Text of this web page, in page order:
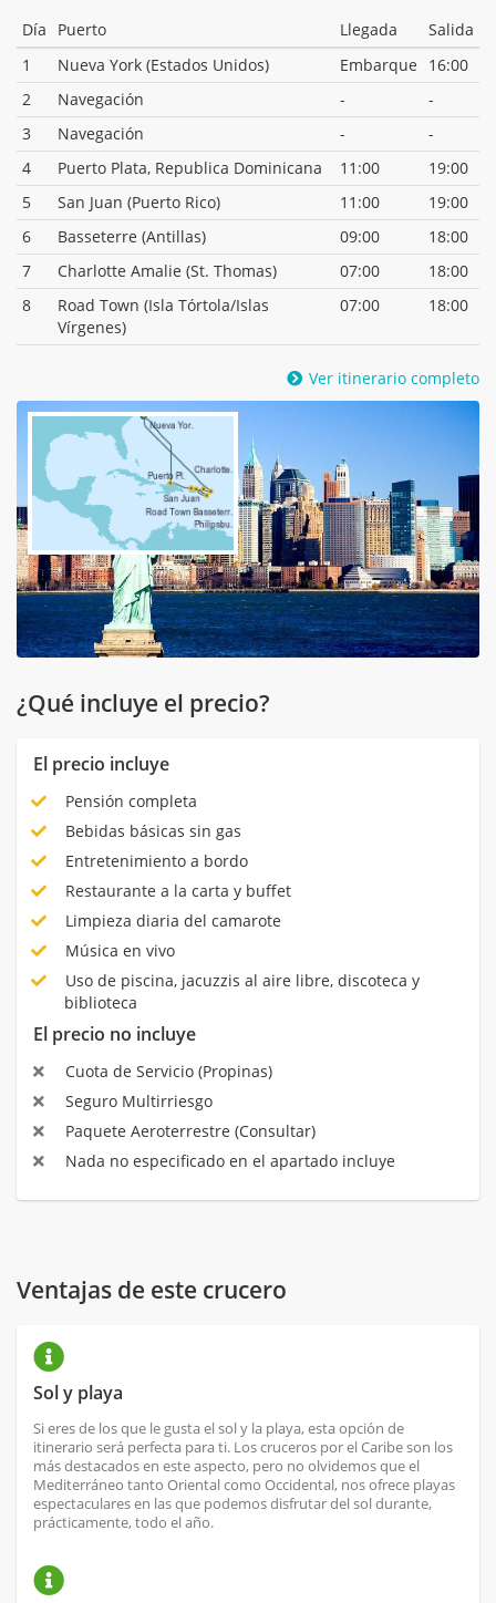
Día Puerto Llegada
Salida
1
Nueva York (Estados Unidos) Embarque
16:00
2
Navegación -
-
3
Navegación -
-
4
Puerto Plata, Republica Dominicana 11:00
19:00
5
San Juan (Puerto Rico) 11:00
19:00
6
Basseterre (Antillas) 09:00
18:00
7
Charlotte Amalie (St. Thomas) 07:00
18:00
8
Road Town (Isla Tórtola/Islas
Vírgenes)
07:00 18:00
Ver itinerario completo
¿Qué incluye el precio?
El precio incluye
Pensión completa
Bebidas básicas sin gas
Entretenimiento a bordo
Restaurante a la carta y buffet
Limpieza diaria del camarote
Música en vivo
Uso de piscina, jacuzzis al aire libre, discoteca y
biblioteca
El precio no incluye
Cuota de Servicio (Propinas)
Seguro Multirriesgo
Paquete Aeroterrestre (Consultar)
Nada no especificado en el apartado incluye
Ventajas de este crucero
Sol y playa
Si eres de los que le gusta el sol y la playa, esta opción de
itinerario será perfecta para ti. Los cruceros por el Caribe son los
más destacados en este aspecto, pero no olvidemos que el
Mediterráneo tanto Oriental como Occidental, nos ofrece playas
espectaculares en las que podemos disfrutar del sol durante,
prácticamente, todo el año.